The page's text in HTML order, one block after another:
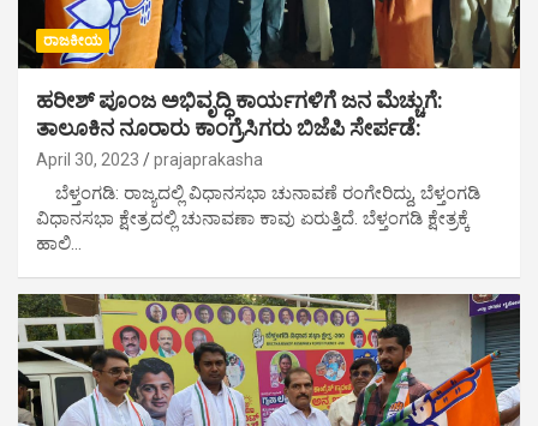
ರಾಜಕೀಯ
ಹರೀಶ್ ಪೂಂಜ ಅಭಿವೃದ್ಧಿ ಕಾರ್ಯಗಳಿಗೆ ಜನ ಮೆಚ್ಚುಗೆ:
ತಾಲೂಕಿನ ನೂರಾರು ಕಾಂಗ್ರೆಸಿಗರು ಬಿಜೆಪಿ ಸೇರ್ಪಡೆ:
April 30, 2023 prajaprakasha
ಬೆಳ್ತಂಗಡಿ: ರಾಜ್ಯದಲ್ಲಿ ವಿಧಾನಸಭಾ ಚುನಾವಣೆ ರಂಗೇರಿದ್ದು, ಬೆಳ್ತಂಗಡಿ
ವಿಧಾನಸಭಾ ಕ್ಷೇತ್ರದಲ್ಲಿ ಚುನಾವಣಾ ಕಾವು ಏರುತ್ತಿದೆ. ಬೆಳ್ತಂಗಡಿ ಕ್ಷೇತ್ರಕ್ಕೆ
ಹಾಲಿ…